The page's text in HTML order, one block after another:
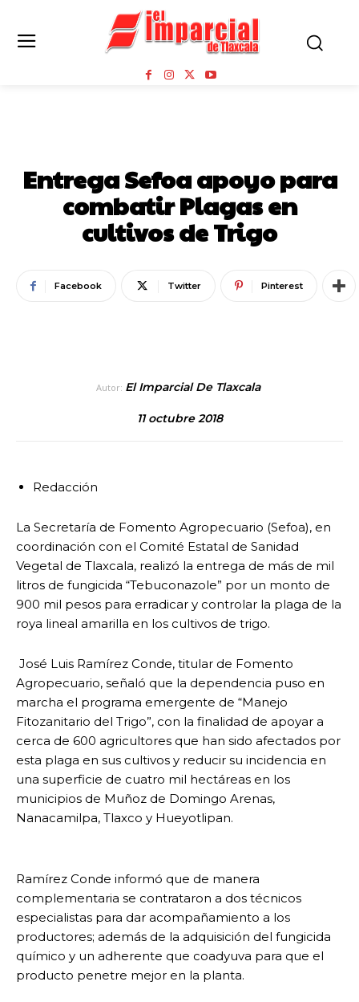
Entrega Sefoa apoyo para
combatir Plagas en
cultivos de Trigo
Facebook Twitter Pinterest
Autor: El Imparcial De Tlaxcala
11 octubre 2018
Redacción
La Secretaría de Fomento Agropecuario (Sefoa), en
coordinación con el Comité Estatal de Sanidad
Vegetal de Tlaxcala, realizó la entrega de más de mil
litros de fungicida “Tebuconazole” por un monto de
900 mil pesos para erradicar y controlar la plaga de la
roya lineal amarilla en los cultivos de trigo.
José Luis Ramírez Conde, titular de Fomento
Agropecuario, señaló que la dependencia puso en
marcha el programa emergente de “Manejo
Fitozanitario del Trigo”, con la finalidad de apoyar a
cerca de 600 agricultores que han sido afectados por
esta plaga en sus cultivos y reducir su incidencia en
una superficie de cuatro mil hectáreas en los
municipios de Muñoz de Domingo Arenas,
Nanacamilpa, Tlaxco y Hueyotlipan.
Ramírez Conde informó que de manera
complementaria se contrataron a dos técnicos
especialistas para dar acompañamiento a los
productores; además de la adquisición del fungicida
químico y un adherente que coadyuva para que el
producto penetre mejor en la planta.